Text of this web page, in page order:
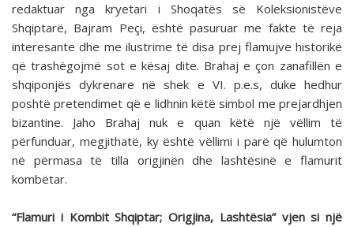
redaktuar nga kryetari i Shoqatës së Koleksionistëve
Shqiptarë, Bajram Peçi, është pasuruar me fakte të reja
interesante dhe me ilustrime të disa prej flamujve historikë
që trashëgojmë sot e kësaj dite. Brahaj e çon zanafillën e
shqiponjës dykrenare në shek e VI. p.e.s, duke hedhur
poshtë pretendimet që e lidhnin këtë simbol me prejardhjen
bizantine. Jaho Brahaj nuk e quan këtë një vëllim të
përfunduar, megjithatë, ky është vëllimi i parë që hulumton
në përmasa të tilla origjinën dhe lashtësinë e flamurit
kombëtar.
“Flamuri i Kombit Shqiptar; Origjina, Lashtësia” vjen si një